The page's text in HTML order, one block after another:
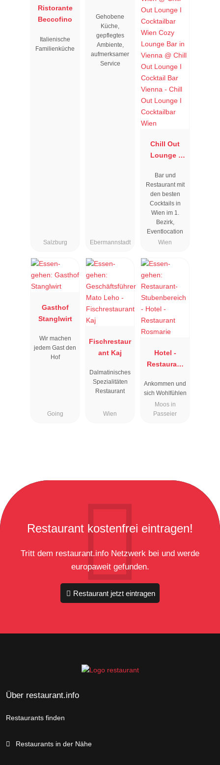
Ristorante
Beccofino
Italienische
Familienküche
Salzburg
"
Gehobene
Küche,
gepflegtes
Ambiente,
aufmerksamer
Service
Ebermannstadt
Chill Out
Lounge I
Wien
Bar und
Restaurant mit
den besten
Cocktails in
Wien im 1.
Bezirk,
Eventlocation
Wien
Gasthof
Stanglwirt
Wir machen
jedem Gast den
Hof
Going
Fischrestaur
ant Kaj
Dalmatinisches
Spezialitäten
Restaurant
Wien
Hotel -
Restaurant
Ankommen und
sich Wohlfühlen
Moos in
Passeier
Restaurant kostenfrei eintragen!
Tritt dem restaurant.info Netzwerk bei und werde
europaweit gefunden.
Restaurant jetzt eintragen
Über restaurant.info
Restaurants finden
Restaurants in der Nähe